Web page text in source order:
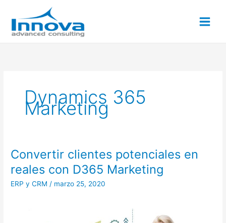
contenido
Dynamics 365
Marketing
Convertir clientes potenciales en
reales con D365 Marketing
ERP y CRM / marzo 25, 2020
Convertir
clientes
potenciales
en